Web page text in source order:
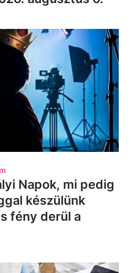
Napok, mi pedig
készülünk
fény derül a